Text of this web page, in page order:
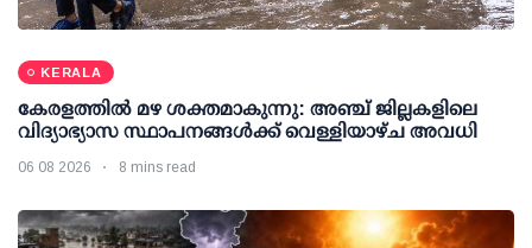
KERALA
കേരളത്തില്‍ മഴ ശക്തമാകുന്നു: അഞ്ച് ജില്ലകളിലെ
വിദ്യാഭ്യാസ സ്ഥാപനങ്ങള്‍ക്ക് വെള്ളിയാഴ്ച അവധി
06 08 2026 8 mins read